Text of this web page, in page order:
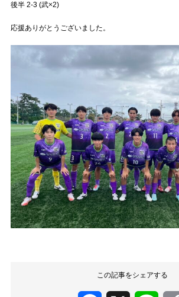
後半 2-3 (武×2)
応援ありがとうございました。
この記事をシェアする